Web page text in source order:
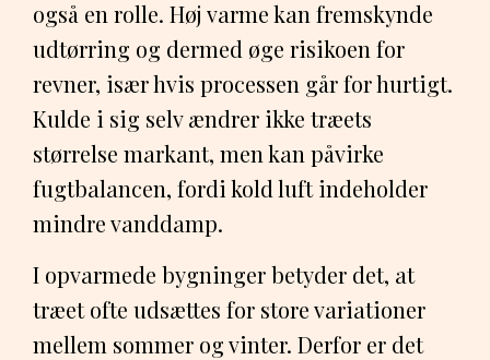
også en rolle. Høj varme kan fremskynde
udtørring og dermed øge risikoen for
revner, især hvis processen går for hurtigt.
Kulde i sig selv ændrer ikke træets
størrelse markant, men kan påvirke
fugtbalancen, fordi kold luft indeholder
mindre vanddamp.
I opvarmede bygninger betyder det, at
træet ofte udsættes for store variationer
mellem sommer og vinter. Derfor er det